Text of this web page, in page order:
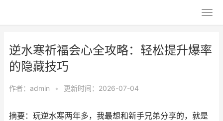
逆水寒祈福会心全攻略：轻松提升爆率
的隐藏技巧
作者： admin • 更新时间：2026-07-04
摘要：玩逆水寒两年多，我最想和新手兄弟分享的，就是